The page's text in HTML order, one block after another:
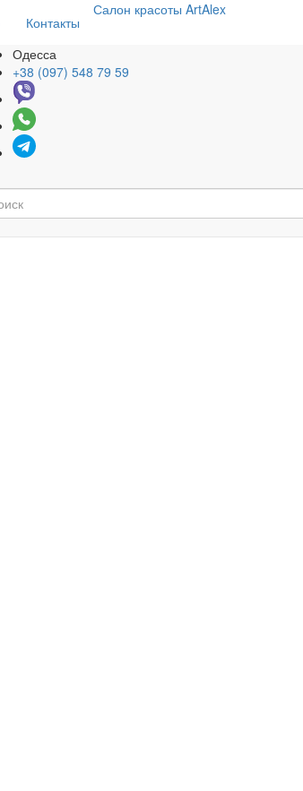
Контакты
Салон красоты ArtAlex
Одесса
+38 (097) 548 79 59